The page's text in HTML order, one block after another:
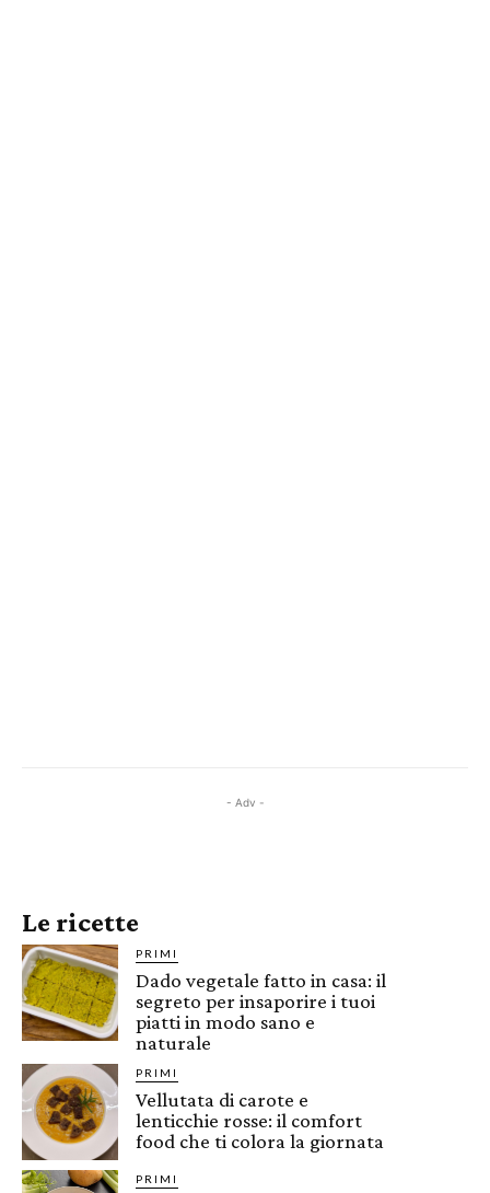
- Adv -
Le ricette
PRIMI
Dado vegetale fatto in casa: il
segreto per insaporire i tuoi
piatti in modo sano e
naturale
PRIMI
Vellutata di carote e
lenticchie rosse: il comfort
food che ti colora la giornata
PRIMI